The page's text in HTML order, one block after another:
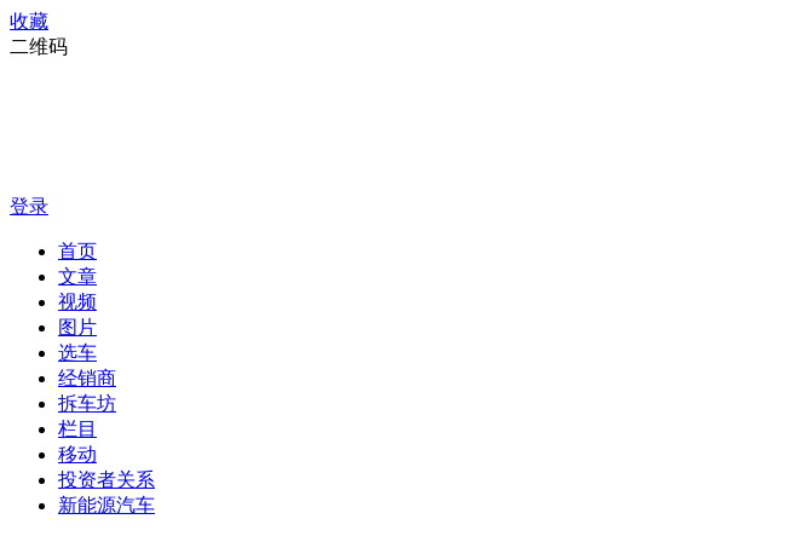
收藏
二维码
登录
首页
文章
视频
图片
选车
经销商
拆车坊
栏目
移动
投资者关系
新能源汽车